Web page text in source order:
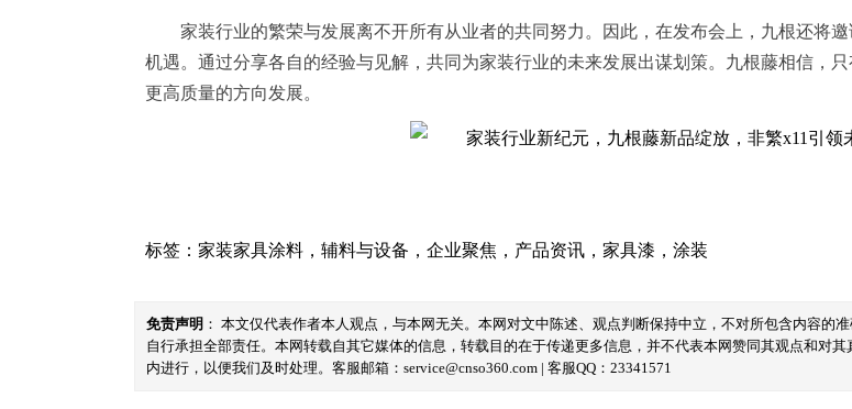
家装行业的繁荣与发展离不开所有从业者的共同努力。因此，在发布会上，九根还将
机遇。通过分享各自的经验与见解，共同为家装行业的未来发展出谋划策。九根藤相信，
更高质量的方向发展。
标签： 家装家具涂料 ， 辅料与设备 ， 企业聚焦 ， 产品资讯 ， 家具漆 ， 涂装
免责声明 ： 本文仅代表作者本人观点，与本网无关。本网对文中陈述、观点判断保持中立，不对所包含内容
自行承担全部责任。本网转载自其它媒体的信息，转载目的在于传递更多信息，并不代表本网赞同其观点和对
内进行，以便我们及时处理。客服邮箱：service@cnso360.com | 客服QQ：23341571